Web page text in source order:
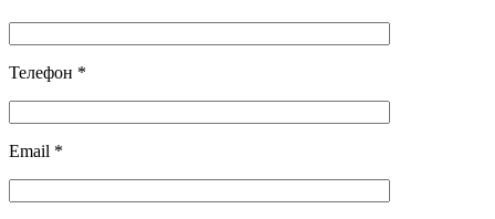
Телефон *
Email *